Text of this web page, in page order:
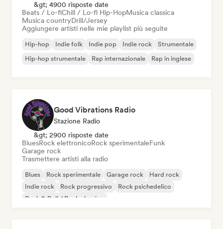
&gt; 4900 risposte date
Beats / Lo-fiChill / Lo-fi Hip-HopMusica classica
Musica countryDrill/Jersey
Aggiungere artisti nelle mie playlist più seguite
Hip-hop Indie folk Indie pop Indie rock
Strumentale
Hip-hop strumentale
Rap internazionale Rap in inglese
Good Vibrations Radio
Stazione Radio
&gt; 2900 risposte date
BluesRock elettronicoRock sperimentaleFunk
Garage rock
Trasmettere artisti alla radio
Blues Rock sperimentale Garage rock
Hard rock
Indie rock
Rock progressivo
Rock psichedelico
Rock & Roll / Rock classico